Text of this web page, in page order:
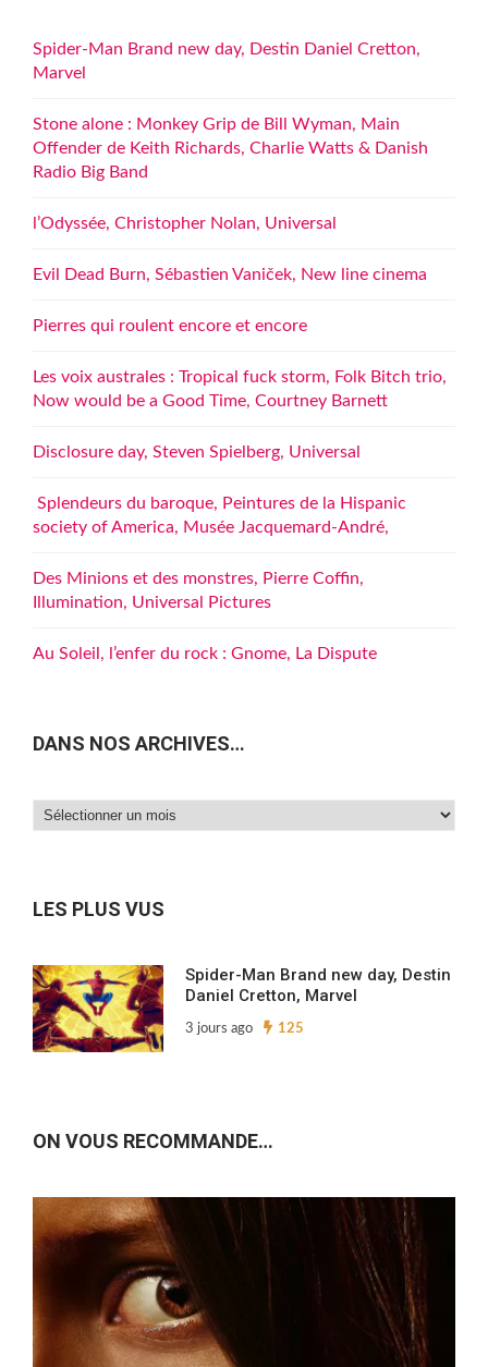
Spider-Man Brand new day, Destin Daniel Cretton,
Marvel
Stone alone : Monkey Grip de Bill Wyman, Main
Offender de Keith Richards, Charlie Watts & Danish
Radio Big Band
l’Odyssée, Christopher Nolan, Universal
Evil Dead Burn, Sébastien Vaniček, New line cinema
Pierres qui roulent encore et encore
Les voix australes : Tropical fuck storm, Folk Bitch trio,
Now would be a Good Time, Courtney Barnett
Disclosure day, Steven Spielberg, Universal
Splendeurs du baroque, Peintures de la Hispanic
society of America, Musée Jacquemard-André,
Des Minions et des monstres, Pierre Coffin,
Illumination, Universal Pictures
Au Soleil, l’enfer du rock : Gnome, La Dispute
DANS NOS ARCHIVES…
Dans
LES PLUS VUS
Spider-Man Brand new day, Destin
Daniel Cretton, Marvel
3 jours ago 125
ON VOUS RECOMMANDE…